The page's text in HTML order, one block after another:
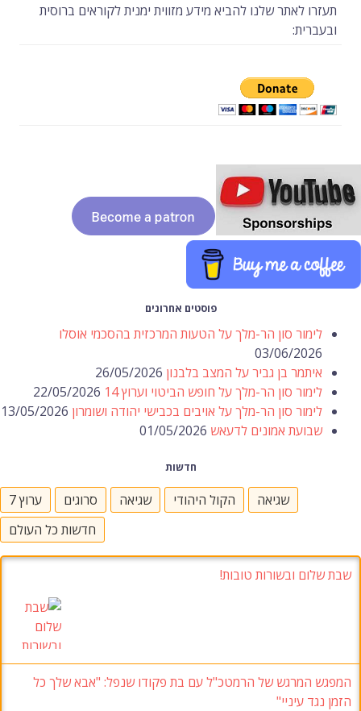
תעזרו לאתר שלנו להביא מידע מזווית ימנית לקוראים ברוסית
ובעברית:
פוסטים אחרונים
לימור סון הר-מלך על הטעות המרכזית בהסכמי אוסלו
03/06/2026
איתמר בן גביר על המצב בלבנון 26/05/2026
לימור סון הר-מלך על חופש הביטוי וערוץ 14
22/05/2026
לימור סון הר-מלך על אויבים בכבישי יהודה ושומרון 13/05/2026
שבועת אמונים לדעאש 01/05/2026
חדשות
ערוץ 7 סרוגים שגיאה הקול היהודי
שגיאה
חדשות כל העולם
שבת שלום ובשורות טובות!
המפגש המרגש של הרמטכ"ל עם בת פקודו שנפל: "אבא שלך כל
הזמן נגד עיניי"